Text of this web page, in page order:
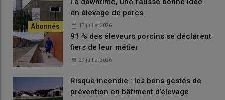
Le contrat d’une durée de sept ans, consiste en« une
rémunération pour les essais, prenant en compte des
surcoûts (silos, bascule, Selfifeeder) dont une
Brillouet de Mixscience. L’EARL Realap, avec son atelier
engraissement, complète un réseau de trois élevages pilotes
en élevage de porcs
17 juillet 2026
91 % des éleveurs porcins se déclarent
fiers de leur métier
29 juillet 2026
Risque incendie : les bons gestes de
prévention en bâtiment d’élevage